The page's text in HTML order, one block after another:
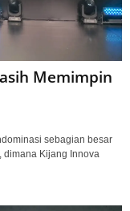
Memimpin
sebagian besar
dimana Kijang Innova